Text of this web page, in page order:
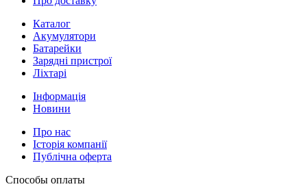
Каталог
Акумулятори
Батарейки
Зарядні пристрої
Ліхтарі
Інформація
Новини
Про нас
Історія компанії
Публічна оферта
Способы оплаты